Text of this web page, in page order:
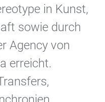
in Kunst,
sowie durch
Agency von
erreicht.